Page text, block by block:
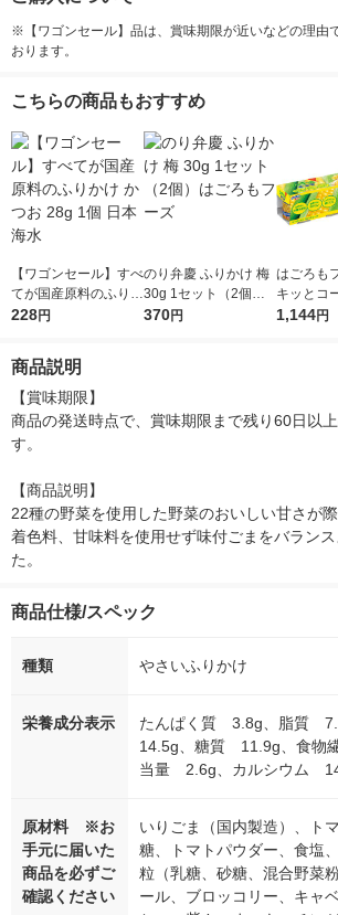
※【ワゴンセール】品は、賞味期限が近いなどの理由
おります。
こちらの商品もおすすめ
【ワゴンセール】すべ
てが国産原料のふりか
け かつお 28g 1個 日
228円
のり弁慶 ふりかけ 梅
30g 1セット（2個）
はごろもフーズ
370円
はごろも
キッとコ
使用 3缶
1,144円
商品説明
【賞味期限】
商品の発送時点で、賞味期限まで残り60日以
す。
【商品説明】
22種の野菜を使用した野菜のおいしい甘さが際
着色料、甘味料を使用せず味付ごまをバラン
た。
商品仕様/スペック
種類 やさいふりかけ
栄養成分表示
たんぱく質 3.8g、脂質
14.5g、糖質 11.9g、食物
当量 2.6g、カルシウム
原材料 ※お
手元に届いた
商品を必ずご
確認ください
いりごま（国内製造）、ト
糖、トマトパウダー、食塩
粒（乳糖、砂糖、混合野菜
ール、ブロッコリー、キャ